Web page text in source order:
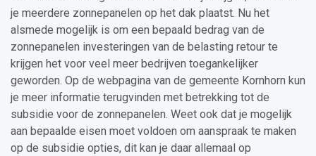
je meerdere zonnepanelen op het dak plaatst. Nu het
alsmede mogelijk is om een bepaald bedrag van de
zonnepanelen investeringen van de belasting retour te
krijgen het voor veel meer bedrijven toegankelijker
geworden. Op de webpagina van de gemeente Kornhorn kun
je meer informatie terugvinden met betrekking tot de
subsidie voor de zonnepanelen. Weet ook dat je mogelijk
aan bepaalde eisen moet voldoen om aanspraak te maken
op de subsidie opties, dit kan je daar allemaal op